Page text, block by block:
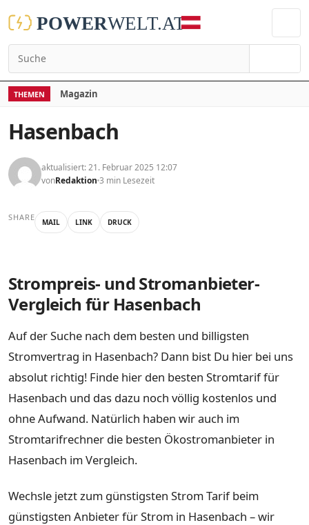
THEMEN Magazin
Hasenbach
aktualisiert: 21. Februar 2025 12:07
vonRedaktion 3 min Lesezeit
SHARE MAIL LINK DRUCK
Strompreis- und Stromanbieter-
Vergleich für Hasenbach
Auf der Suche nach dem besten und billigsten
Stromvertrag in Hasenbach? Dann bist Du hier bei uns
absolut richtig! Finde hier den besten Stromtarif für
Hasenbach und das dazu noch völlig kostenlos und
ohne Aufwand. Natürlich haben wir auch im
Stromtarifrechner die besten Ökostromanbieter in
Hasenbach im Vergleich.
Wechsle jetzt zum günstigsten Strom Tarif beim
günstigsten Anbieter für Strom in Hasenbach – wir